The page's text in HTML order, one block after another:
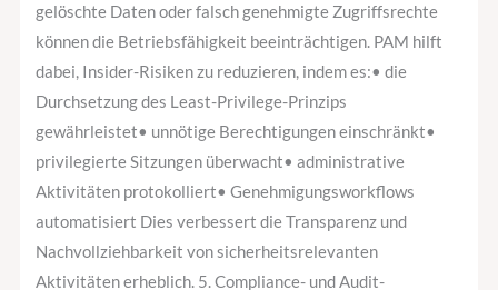
gelöschte Daten oder falsch genehmigte Zugriffsrechte
können die Betriebsfähigkeit beeinträchtigen. PAM hilft
dabei, Insider-Risiken zu reduzieren, indem es:• die
Durchsetzung des Least-Privilege-Prinzips
gewährleistet• unnötige Berechtigungen einschränkt•
privilegierte Sitzungen überwacht• administrative
Aktivitäten protokolliert• Genehmigungsworkflows
automatisiert Dies verbessert die Transparenz und
Nachvollziehbarkeit von sicherheitsrelevanten
Aktivitäten erheblich. 5. Compliance- und Audit-